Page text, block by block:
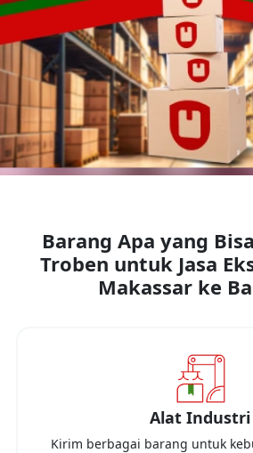
Barang Apa yang
Troben untuk Jasa
Makassar ke
Alat Industri
Kirim berbagai barang untuk